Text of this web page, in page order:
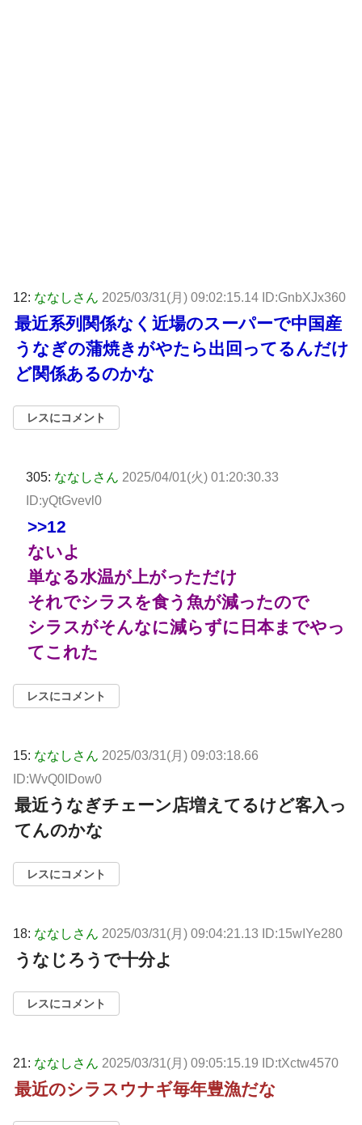
12: ななしさん 2025/03/31(月) 09:02:15.14 ID:GnbXJx360
最近系列関係なく近場のスーパーで中国産
うなぎの蒲焼きがやたら出回ってるんだけ
ど関係あるのかな
レスにコメント
305: ななしさん 2025/04/01(火) 01:20:30.33
ID:yQtGvevl0
>>12
ないよ
単なる水温が上がっただけ
それでシラスを食う魚が減ったので
シラスがそんなに減らずに日本までやっ
てこれた
レスにコメント
15: ななしさん 2025/03/31(月) 09:03:18.66
ID:WvQ0IDow0
最近うなぎチェーン店増えてるけど客入っ
てんのかな
レスにコメント
18: ななしさん 2025/03/31(月) 09:04:21.13 ID:15wIYe280
うなじろうで十分よ
レスにコメント
21: ななしさん 2025/03/31(月) 09:05:15.19 ID:tXctw4570
最近のシラスウナギ毎年豊漁だな